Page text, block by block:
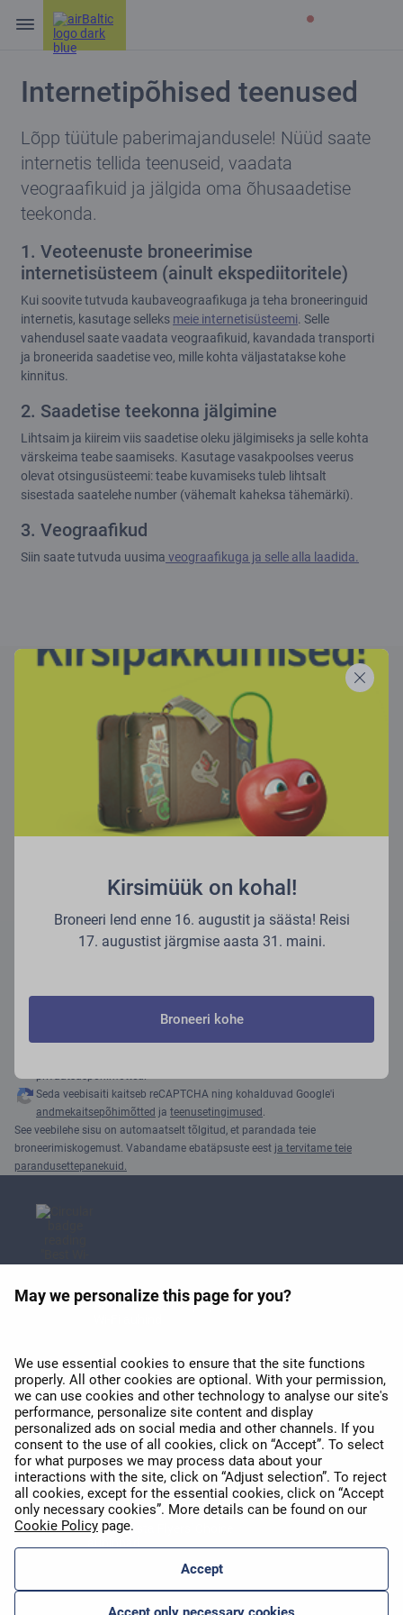
May we personalize this page for you?
We use essential cookies to ensure that the site functions
properly. All other cookies are optional. With your permission,
we can use cookies and other technology to analyse our site's
performance, personalize site content and display
personalized ads on social media and other channels. If you
consent to the use of all cookies, click on “Accept”. To select
for what purposes we may process data about your
interactions with the site, click on “Adjust selection”. To reject
all cookies, except for the essential cookies, click on “Accept
only necessary cookies”. More details can be found on our
Cookie Policy page.
Accept
Internetipõhised teenused
Lõpp tüütule paberimajandusele! Nüüd saate
internetis tellida teenuseid, vaadata
veograafikuid ja jälgida oma õhusaadetise
teekonda.
1. Veoteenuste broneerimise
internetisüsteem (ainult ekspediitoritele)
Kui soovite tutvuda kaubaveograafikuga ja teha broneeringuid
internetis, kasutage selleks meie internetisüsteemi. Selle
vahendusel saate vaadata veograafikuid, kavandada transporti
ja broneerida saadetise veo, mille kohta väljastatakse kohe
kinnitus.
2. Saadetise teekonna jälgimine
Lihtsaim ja kiireim viis saadetise oleku jälgimiseks ja selle kohta
värskeima teabe saamiseks. Kasutage vasakpoolses veerus
olevat otsingusüsteemi: teabe kuvamiseks tuleb lihtsalt
sisestada saatelehe number (vähemalt kaheksa tähemärki).
3. Veograafikud
Siin saate tutvuda uusima veograafikuga ja selle alla laadida.
Sisestage oma lennuveokirja number
-
Jätka
Kasutustingimused
privaatsuspõhimõtted.
Seda veebisaiti kaitseb reCAPTCHA ning kohalduvad Google'i
andmekaitsepõhimõtted ja teenusetingimused .
See veebilehe sisu on automaatselt tõlgitud, et parandada teie
broneerimiskogemust. Vabandame ebatäpsuste eest ja tervitame teie
parandusettepanekuid.
APEX 2026 Euroopa parima
APEX 2026 Five Star Major
Airline Award
2025. aasta Flyers' Choice
Kirsimüük on kohal!
Broneeri lend enne 16. augustit ja säästa! Reisi
17. augustist järgmise aasta 31. maini.
Broneeri kohe